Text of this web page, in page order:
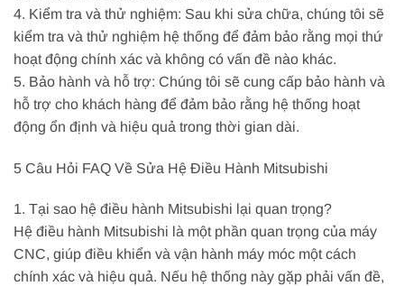
4. Kiểm tra và thử nghiệm: Sau khi sửa chữa, chúng tôi sẽ
kiểm tra và thử nghiệm hệ thống để đảm bảo rằng mọi thứ
hoạt động chính xác và không có vấn đề nào khác.
5. Bảo hành và hỗ trợ: Chúng tôi sẽ cung cấp bảo hành và
hỗ trợ cho khách hàng để đảm bảo rằng hệ thống hoạt
động ổn định và hiệu quả trong thời gian dài.
5 Câu Hỏi FAQ Về Sửa Hệ Điều Hành Mitsubishi
1. Tại sao hệ điều hành Mitsubishi lại quan trọng?
Hệ điều hành Mitsubishi là một phần quan trọng của máy
CNC, giúp điều khiển và vận hành máy móc một cách
chính xác và hiệu quả. Nếu hệ thống này gặp phải vấn đề,